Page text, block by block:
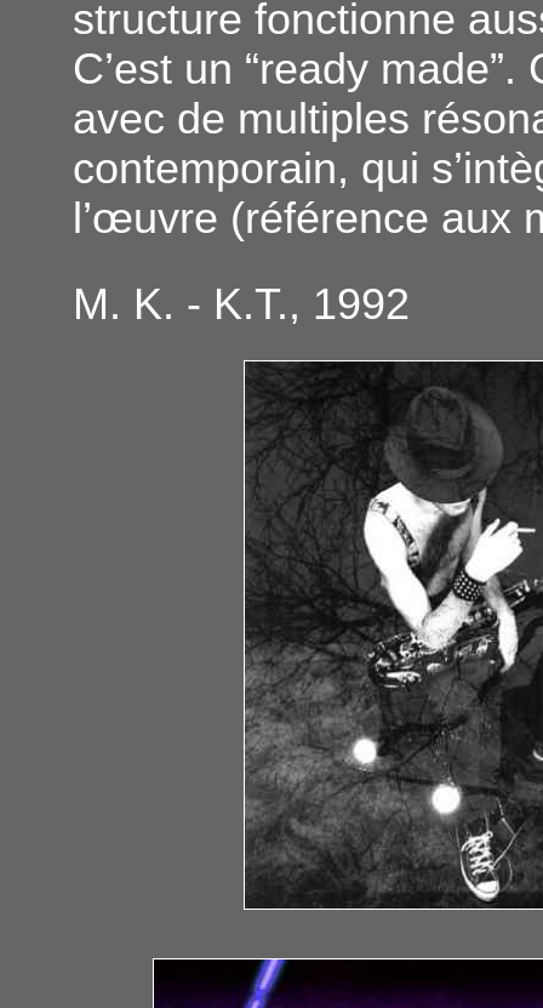
structure fonctionne
C’est un “ready
avec de multiples
contemporain, qui
l’œuvre (référence aux
M. K. - K.T., 1992